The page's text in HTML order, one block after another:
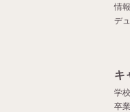
情
デ
キ
学
卒